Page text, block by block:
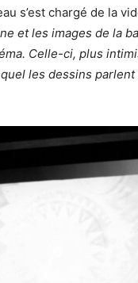
s’est chargé de la
et les images de la
Celle-ci, plus
les dessins parlent